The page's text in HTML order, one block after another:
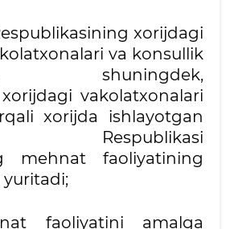
xorijdagi
va konsullik
shuningdek,
vakolatxonalari
xorijda ishlayotgan
Respublikasi
mehnat faoliyatining
faoliyatini amalga